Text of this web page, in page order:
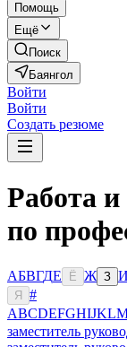
Помощь
Ещё
Поиск
Баянгол
Войти
Войти
Создать резюме
Работа
по
АБВГДЕ Ё Ж З И
Я
#
ABCDEFGHIJKL
заместитель